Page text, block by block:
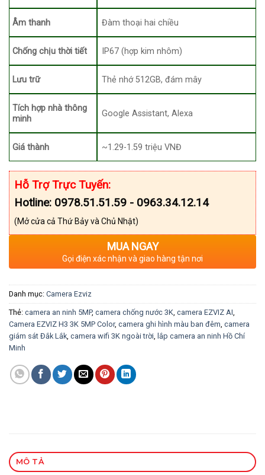
Âm thanh Đàm thoại hai chiều
Chống chịu thời tiết IP67 (hợp kim nhôm)
Lưu trữ Thẻ nhớ 512GB, đám mây
Tích hợp nhà thông
minh
Google Assistant, Alexa
Giá thành ~1.29-1.59 triệu VNĐ
Hỗ Trợ Trực Tuyến:
Hotline: 0978.51.51.59 - 0963.34.12.14
(Mở cửa cả Thứ Bảy và Chủ Nhật)
MUA NGAY
Gọi điện xác nhận và giao hàng tận nơi
Danh mục: Camera Ezviz
Thẻ: camera an ninh 5MP, camera chống nước 3K, camera EZVIZ AI,
Camera EZVIZ H3 3K 5MP Color, camera ghi hình màu ban đêm, camera
giám sát Đắk Lắk, camera wifi 3K ngoài trời, lắp camera an ninh Hồ Chí
Minh
MÔ TẢ